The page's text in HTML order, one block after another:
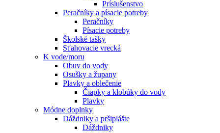
Príslušenstvo
Peračníky a písacie potreby
Peračníky
Písacie potreby
Školské tašky
Sťahovacie vrecká
K vode/moru
Obuv do vody
Osušky a župany
Plavky a oblečenie
Čiapky a klobúky do vody
Plavky
Módne doplnky
Dáždniky a pršiplášte
Dáždniky